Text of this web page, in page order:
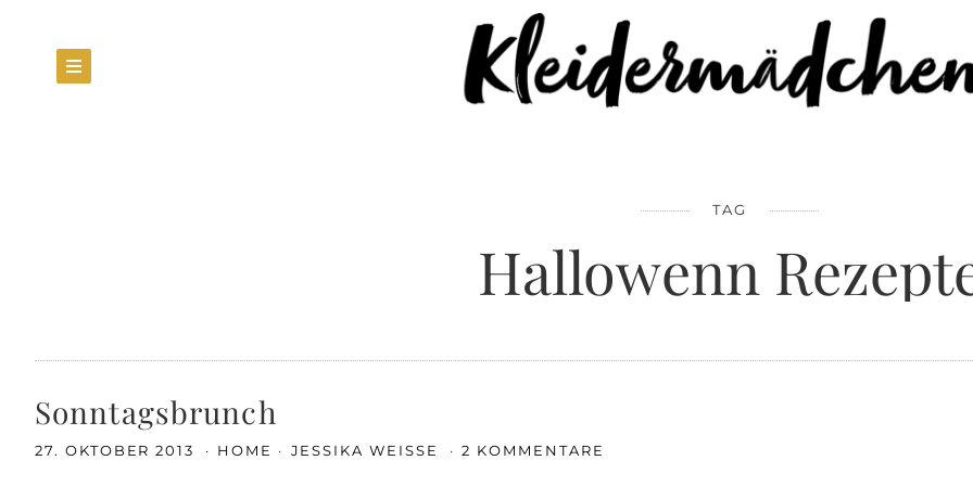
TAG
Hallowenn
Sonntagsbrunch
27. OKTOBER 2013 HOME JESSIKA WEISSE 2 KOMMENTARE